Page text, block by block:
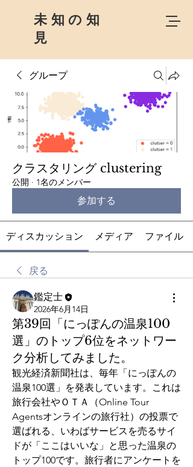
未知の知
見
グループ
クラスタリング clustering
公開 · 1名のメンバー
参加する
ディスカッション メディア ファイル
戻る
鑑定士
2026年6月14日
第39回「にっぽんの温泉100
選」のトップ6位をネットワー
ク分析してみました。
観光経済新聞社は、毎年「にっぽんの
温泉100選」を発表しています。これは
旅行会社やＯＴＡ（Online Tour
Agentsオンラインの旅行社）の投票で
選ばれる、いわばサービスを売るサイ
ドが「ここはいいな」と思った温泉の
トップ100です。旅行者にアンケートを